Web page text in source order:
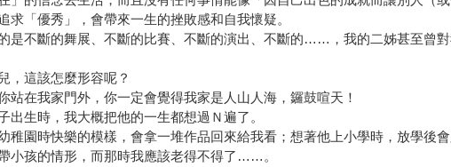
「優秀」，會帶來一生的挫敗感和自我懷疑。
是不斷的舞展、不斷的比賽、不斷的演出、不斷的……，我的二姊甚至曾
，這該怎麼形容呢？
在我家門外，你一定會覺得我家是人山人海，鑼鼓喧天！
生時，我大概把他的一生都想過Ｎ遍了。
稚園時快樂的模樣，會拿一堆作品回來給我看；想著他上小學時，放學後
小孩的情形，而那時我應該老得不得了……。